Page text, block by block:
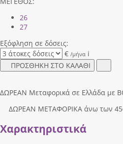
26
27
Εξόφληση σε δόσεις:
€ /μήνα i
ΠΡΟΣΘΗΚΗ ΣΤΟ ΚΑΛΑΘΙ
ΔΩΡΕΑΝ Μεταφορικά σε Ελλάδα με
ΔΩΡΕΑΝ ΜΕΤΑΦΟΡΙΚΑ άνω των 45€,
Χαρακτηριστικά